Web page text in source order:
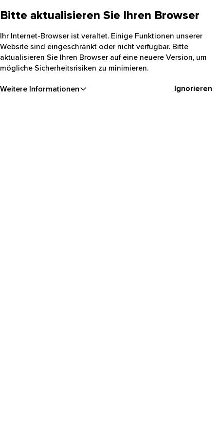
Bitte aktualisieren Sie Ihren Browser
Ihr Internet-Browser ist veraltet. Einige Funktionen unserer
Website sind eingeschränkt oder nicht verfügbar. Bitte
aktualisieren Sie Ihren Browser auf eine neuere Version, um
mögliche Sicherheitsrisiken zu minimieren.
Weitere Informationen Ignorieren